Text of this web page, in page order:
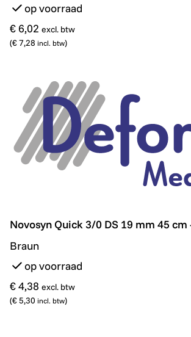
op voorraad
€ 6,02 excl. btw
(€ 7,28 incl. btw)
Novosyn Quick 3/0 DS 19 mm 45 cm
Novosyn Quick 3/0 DS 19 mm 45
Braun
op voorraad
€ 4,38 excl. btw
(€ 5,30 incl. btw)